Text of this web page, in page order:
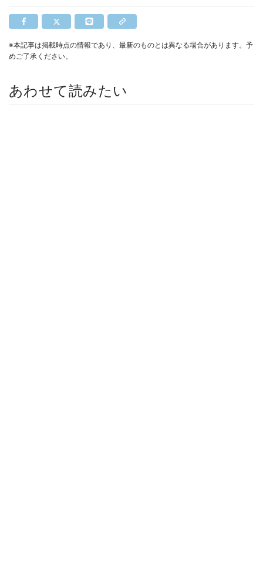
※本記事は掲載時点の情報であり、最新のものとは異なる場合があります。予
めご了承ください。
あわせて読みたい